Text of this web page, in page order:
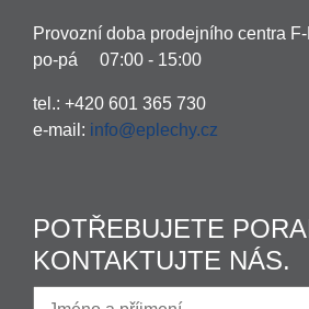
Provozní doba prodejního centra F-
po-pá 07:00 - 15:00
tel.: +420 601 365 730
e-mail: info@eplechy.cz
POTŘEBUJETE
KONTAKTUJTE NÁS.